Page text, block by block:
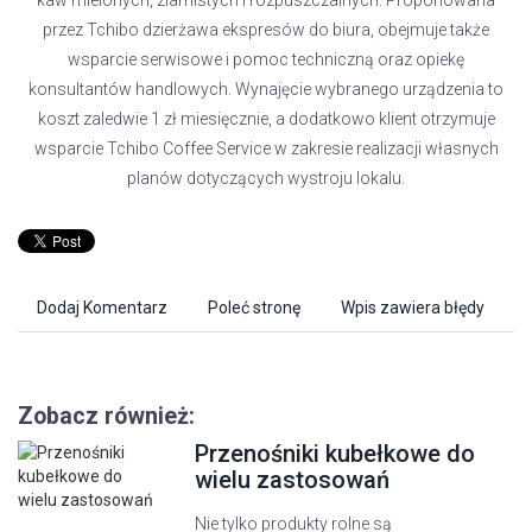
przez Tchibo dzierżawa ekspresów do biura, obejmuje także
wsparcie serwisowe i pomoc techniczną oraz opiekę
konsultantów handlowych. Wynajęcie wybranego urządzenia to
koszt zaledwie 1 zł miesięcznie, a dodatkowo klient otrzymuje
wsparcie Tchibo Coffee Service w zakresie realizacji własnych
planów dotyczących wystroju lokalu.
Dodaj Komentarz Poleć stronę Wpis zawiera błędy
Zobacz również:
Przenośniki kubełkowe do
wielu zastosowań
Nie tylko produkty rolne są